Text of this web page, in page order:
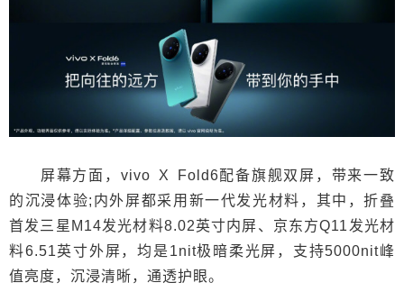
屏幕方面，vivo X Fold6配备旗舰双屏，带来一致
的沉浸体验;内外屏都采用新一代发光材料，其中，折叠
首发三星M14发光材料8.02英寸内屏、京东方Q11发光材
料6.51英寸外屏，均是1nit极暗柔光屏，支持5000nit峰
值亮度，沉浸清晰，通透护眼。